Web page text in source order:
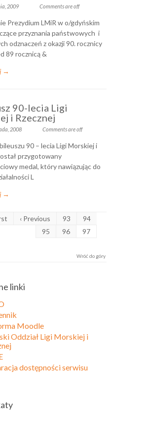
2009 Comments are off
Prezydium LMiR w o/gdyńskim
przyznania państwowych i
odznaczeń z okazji 90. rocznicy
89 rocznicą &
→
90-lecia Ligi
i Rzecznej
2008 Comments are off
90 – lecia Ligi Morskiej i
przygotowany
medal, który nawiązując do
L
→
‹ Previous 93
94
95
96 97
Wróć do góry
linki
Moodle
Oddział Ligi Morskiej i
dostępności serwisu